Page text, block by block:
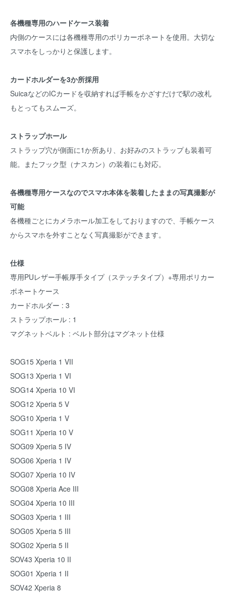
各機種専用のハードケース装着
内側のケースには各機種専用のポリカーボネートを使用。大切な
スマホをしっかりと保護します。
カードホルダーを3か所採用
SuicaなどのICカードを収納すれば手帳をかざすだけで駅の改札
もとってもスムーズ。
ストラップホール
ストラップ穴が側面に1か所あり、お好みのストラップも装着可
能。またフック型（ナスカン）の装着にも対応。
各機種専用ケースなのでスマホ本体を装着したままの写真撮影が
可能
各機種ごとにカメラホール加工をしておりますので、手帳ケース
からスマホを外すことなく写真撮影ができます。
仕様
専用PUレザー手帳厚手タイプ（ステッチタイプ）+専用ポリカー
ボネートケース
カードホルダー : 3
ストラップホール : 1
マグネットベルト : ベルト部分はマグネット仕様
SOG15 Xperia 1 VII
SOG13 Xperia 1 VI
SOG14 Xperia 10 VI
SOG12 Xperia 5 V
SOG10 Xperia 1 V
SOG11 Xperia 10 V
SOG09 Xperia 5 IV
SOG06 Xperia 1 IV
SOG07 Xperia 10 IV
SOG08 Xperia Ace III
SOG04 Xperia 10 III
SOG03 Xperia 1 III
SOG05 Xperia 5 III
SOG02 Xperia 5 II
SOV43 Xperia 10 II
SOG01 Xperia 1 II
SOV42 Xperia 8